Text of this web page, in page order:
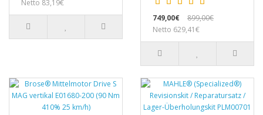
Netto 83,19€
749,00€
899,00€
Netto 629,41€